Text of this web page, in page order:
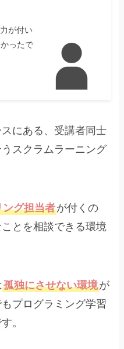
が付い
ったで
にある、受講者同士
スクラムラーニング
ング担当者が付くの
とを相談できる環境
孤独にさせない環境が
プログラミング学習
。